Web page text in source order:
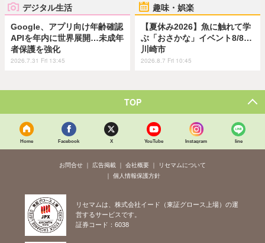
デジタル生活
Google、アプリ向け年齢確認
APIを年内に世界展開…未成年
者保護を強化
2026.7.31 Fri 13:45
趣味・娯楽
【夏休み2026】魚に触れて学
ぶ「おさかな」イベント8/8…
川崎市
2026.8.7 Fri 10:45
TOP
Home Facebook X YouTube Instagram line
お問合せ 広告掲載 会社概要
リセマムについて
個人情報保護方針
リセマムは、株式会社イード（東証グロース上場）の運
営するサービスです。
証券コード：6038